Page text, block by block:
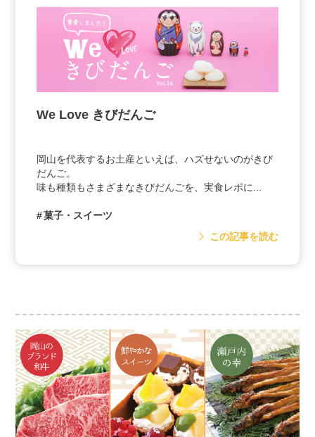
We Love きびだんご
岡山を代表するお土産といえば、ハズせないのがきび
だんご。
味も種類もさまざまなきびだんごを、実食レポに...
菓子・スイーツ
この記事を読む